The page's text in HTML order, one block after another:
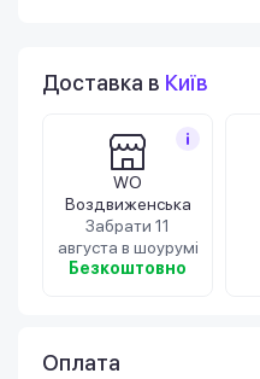
Доставка в Київ
WO
Воздвиженська
Забрати 11
августа в шоурумі
Безкоштовно
Оплата